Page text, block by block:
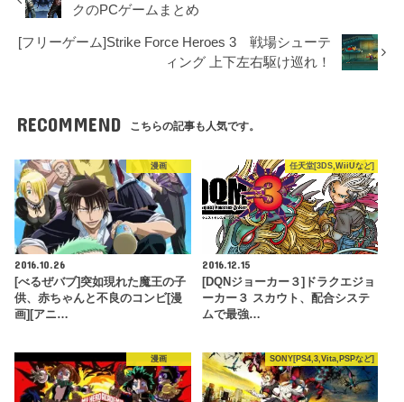
クのPCゲームまとめ
[フリーゲーム]Strike Force Heroes 3 戦場シューテ
ィング 上下左右駆け巡れ！
RECOMMEND こちらの記事も人気です。
漫画
2016.10.26
[べるぜバブ]突如現れた魔王の子
供、赤ちゃんと不良のコンビ[漫
画][アニ…
任天堂[3DS,WiiUなど]
2016.12.15
[DQNジョーカー３]ドラクエジョ
ーカー３ スカウト、配合システ
ムで最強…
漫画 SONY[PS4,3,Vita,PSPなど]